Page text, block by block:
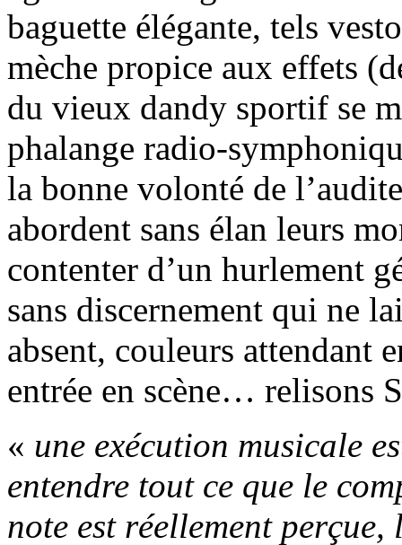
baguette élégante, tels
mèche propice aux effets
du vieux dandy sportif se
phalange radio-
la bonne volonté de
abordent sans élan leurs
contenter d’un hurlement
sans discernement qui ne
absent, couleurs attendant
entrée en scène… relisons
« une exécution musicale
entendre tout ce que le
note est réellement